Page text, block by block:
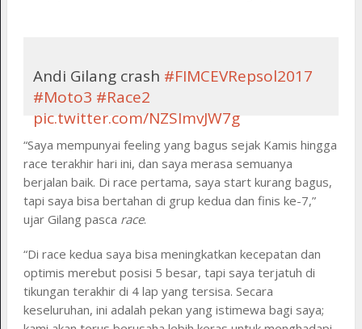
Andi Gilang crash #FIMCEVRepsol2017
#Moto3 #Race2
pic.twitter.com/NZSImvJW7g
— Indomoto++ (@indomoto)July 9,
2017
“Saya mempunyai feeling yang bagus sejak Kamis hingga
race terakhir hari ini, dan saya merasa semuanya
berjalan baik. Di race pertama, saya start kurang bagus,
tapi saya bisa bertahan di grup kedua dan finis ke-7,”
ujar Gilang pasca race.
“Di race kedua saya bisa meningkatkan kecepatan dan
optimis merebut posisi 5 besar, tapi saya terjatuh di
tikungan terakhir di 4 lap yang tersisa. Secara
keseluruhan, ini adalah pekan yang istimewa bagi saya;